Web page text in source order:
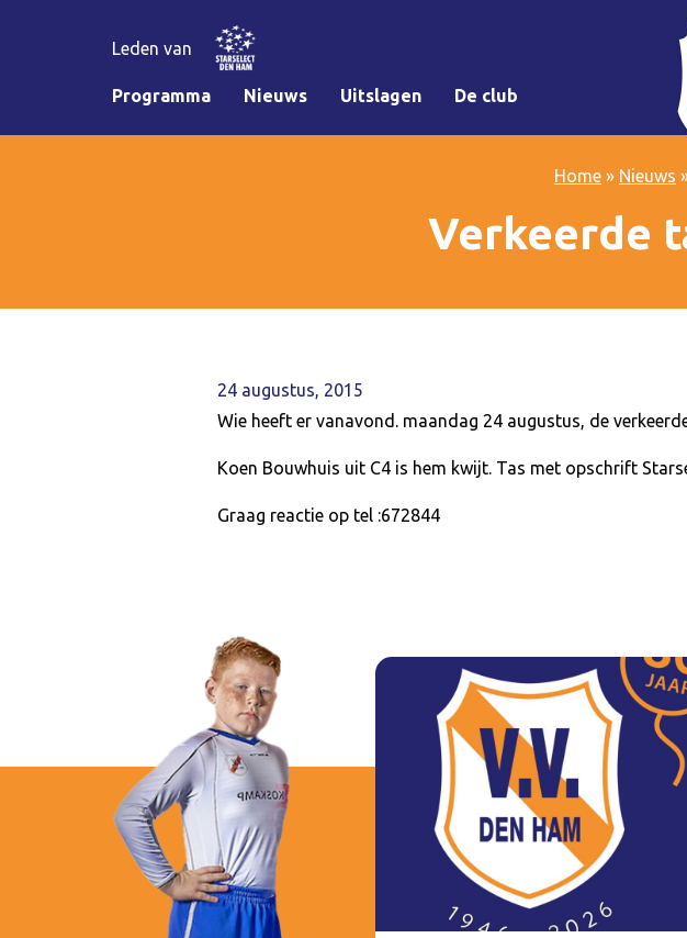
Leden van
Programma Nieuws Uitslagen De club
Home » Nieuws
Verkeerde
24 augustus, 2015
Wie heeft er vanavond. maandag 24 augustus, de
Koen Bouwhuis uit C4 is hem kwijt. Tas met opschrift
Graag reactie op tel :672844